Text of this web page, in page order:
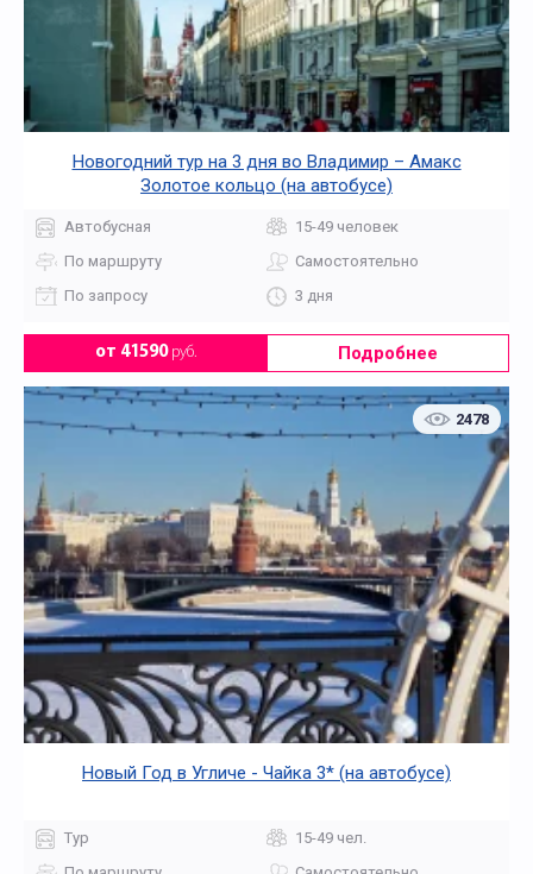
Новогодний тур на 3 дня во Владимир – Амакс
Золотое кольцо (на автобусе)
Автобусная
15-49 человек
По маршруту
Самостоятельно
По запросу
3 дня
от 41590руб. Подробнее
2478
Новый Год в Угличе - Чайка 3* (на автобусе)
Тур
15-49 чел.